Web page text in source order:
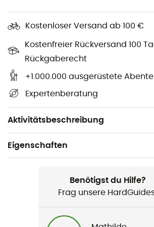
Kostenloser Versand ab 100 €
Kostenfreier Rückversand 100
Rückgaberecht
+1.000.000 ausgerüstete
Expertenberatung
Aktivitätsbeschreibung
Verstellbare, gepolsterte
Gepolsterte Laptop-Hülle für
Seitlicher Flaschenhalter
Wasserabweisendes Gewebe
100 % Polyester
Eigenschaften
Reise / Alltag / Radsport
Herren / Damen
Benötigst du Hilfe?
Frag unsere